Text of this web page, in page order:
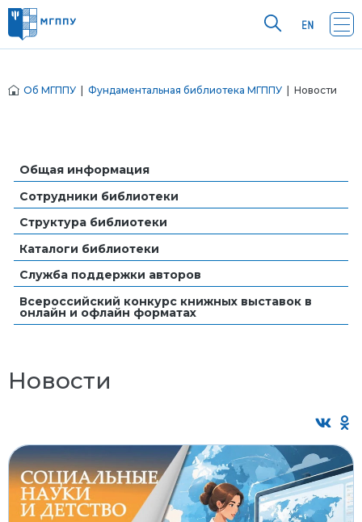
Об МГППУ Фундаментальная библиотека МГППУ | Новости
Общая информация
Сотрудники библиотеки
Структура библиотеки
Каталоги библиотеки
Служба поддержки авторов
Всероссийский конкурс книжных выставок в
онлайн и офлайн форматах
Новости